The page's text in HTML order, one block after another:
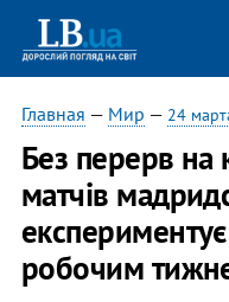
Главная — Мир — 24
Без перерв на
матчів
робочим